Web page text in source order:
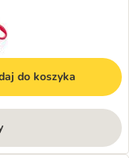
do koszyka